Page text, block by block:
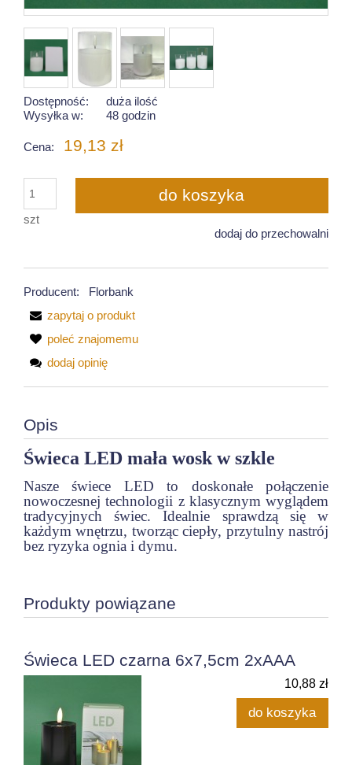
Dostępność:
duża ilość
Wysyłka w:
48 godzin
Cena: 19,13 zł
szt
do koszyka
dodaj do przechowalni
Producent:
Florbank
zapytaj o produkt
poleć znajomemu
dodaj opinię
Opis
Świeca LED mała wosk w szkle
Nasze świece LED to doskonałe połączenie
nowoczesnej technologii z klasycznym wyglądem
tradycyjnych świec. Idealnie sprawdzą się w
każdym wnętrzu, tworząc ciepły, przytulny nastrój
bez ryzyka ognia i dymu.
Produkty powiązane
Świeca LED czarna 6x7,5cm 2xAAA
10,88 zł
do koszyka